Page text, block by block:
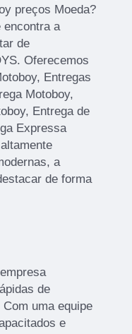
preços Moeda?
encontra a
de
Oferecemos
Entregas
Motoboy,
Entrega de
Expressa
a
de forma
de
uma equipe
e